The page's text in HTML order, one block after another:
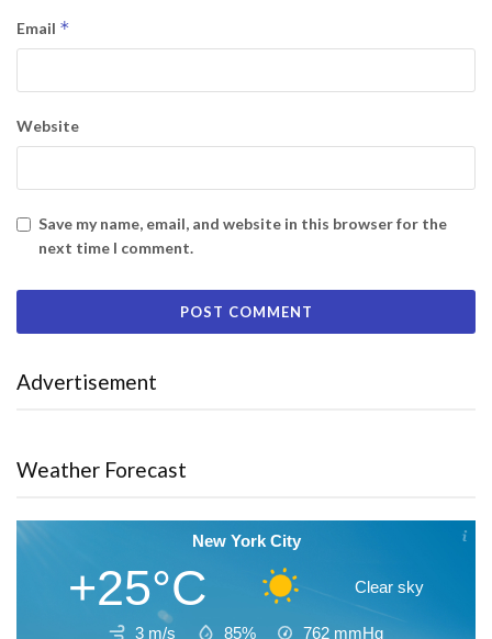
Email *
Website
Save my name, email, and website in this browser for the
next time I comment.
Advertisement
Weather Forecast
New York City
+25°C Clear sky
3 m/s 85% 762 mmHg